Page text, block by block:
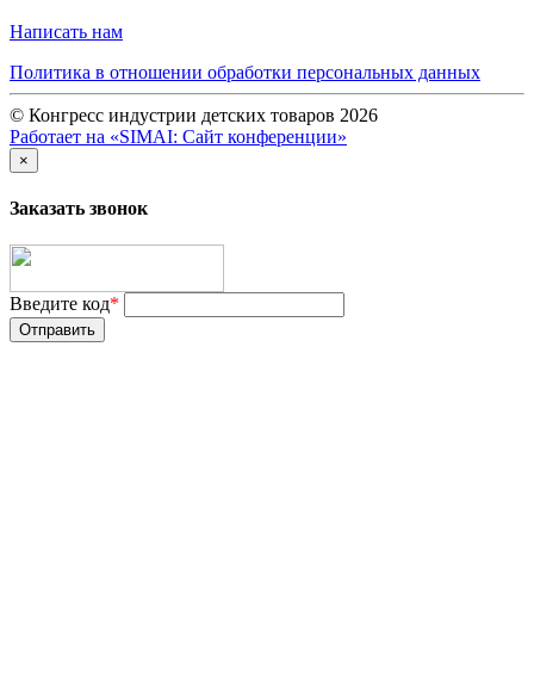
Написать нам
Политика в отношении обработки персональных данных
© Конгресс индустрии детских товаров 2026
Работает на «SIMAI: Сайт конференции»
×
Заказать звонок
Введите код*
Отправить